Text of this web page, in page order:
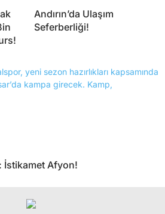
Andırın’da Ulaşım
Seferberliği!
İstikamet Afyon!